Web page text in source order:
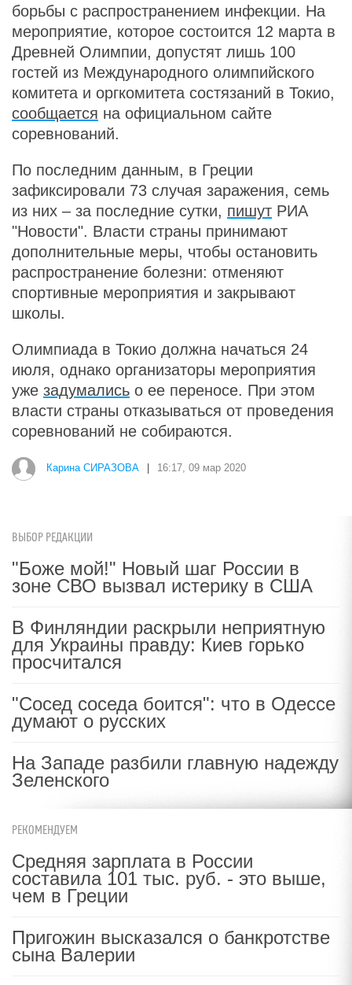
борьбы с распространением инфекции. На
мероприятие, которое состоится 12 марта в
Древней Олимпии, допустят лишь 100
гостей из Международного олимпийского
комитета и оргкомитета состязаний в Токио,
сообщается на официальном сайте
соревнований.
По последним данным, в Греции
зафиксировали 73 случая заражения, семь
из них – за последние сутки, пишут РИА
"Новости". Власти страны принимают
дополнительные меры, чтобы остановить
распространение болезни: отменяют
спортивные мероприятия и закрывают
школы.
Олимпиада в Токио должна начаться 24
июля, однако организаторы мероприятия
уже задумались о ее переносе. При этом
власти страны отказываться от проведения
соревнований не собираются.
Карина СИРАЗОВА 16:17, 09 мар 2020
ВЫБОР РЕДАКЦИИ
"Боже мой!" Новый шаг России в
зоне СВО вызвал истерику в США
В Финляндии раскрыли неприятную
для Украины правду: Киев горько
просчитался
"Сосед соседа боится": что в Одессе
думают о русских
На Западе разбили главную надежду
Зеленского
РЕКОМЕНДУЕМ
Средняя зарплата в России
составила 101 тыс. руб. - это выше,
чем в Греции
Пригожин высказался о банкротстве
сына Валерии